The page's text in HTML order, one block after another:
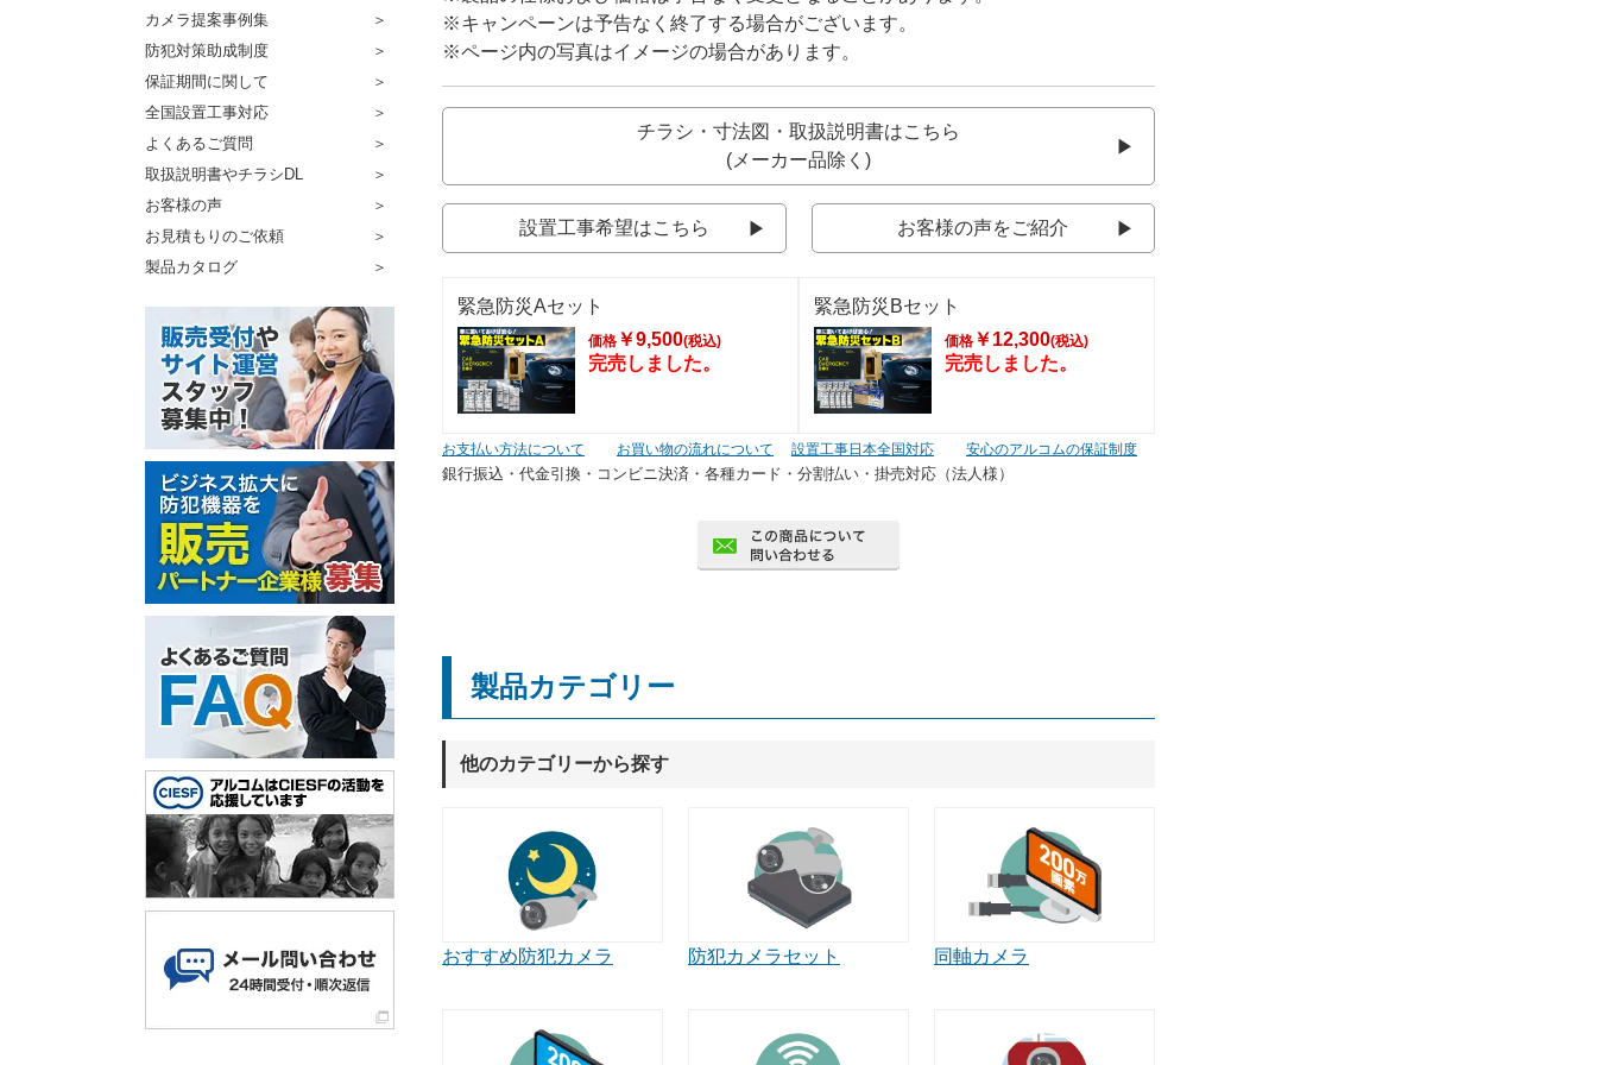
カメラ提案事例集
防犯対策助成制度
保証期間に関して
全国設置工事対応
よくあるご質問
取扱説明書やチラシDL
お客様の声
お見積もりのご依頼
製品カタログ
※キャンペーンは予告なく終了する場合がございます。
※ページ内の写真はイメージの場合があります。
チラシ・寸法図・取扱説明書はこちら
(メーカー品除く)
設置工事希望はこちら お客様の声をご紹介
緊急防災Aセット
価格￥9,500(税込)
完売しました。
緊急防災Bセット
価格￥12,300(税込)
完売しました。
お支払い方法について お買い物の流れについて 設置工事日本全国対応 安心のアルコムの保証制度
銀行振込・代金引換・コンビニ決済・ 各種カード・分割払い・掛売対応（法人様）
製品カテゴリー
他のカテゴリーから探す
おすすめ防犯カメラ 防犯カメラセット 同軸カメラ